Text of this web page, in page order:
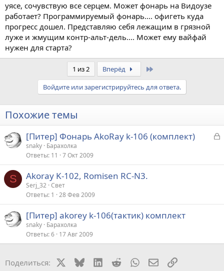
уясе, сочувствую все серцем. Может фонарь на Видоузе
работает? Программируемый фонарь.... офигеть куда
прогресс дошел. Представляю себя лежащим в грязной
луже и жмущим контр-альт-дель.... Может ему вайфай
нужен для старта?
1 из 2 Вперёд
Войдите или зарегистрируйтесь для ответа.
Похожие темы
З
р
[Питер] Фонарь AkoRay k-106 (комплект)
snaky Барахолка
Ответы 11 7 Окт 2009
S Akoray K-102, Romisen RC-N3.
Serj_32 Свет
Ответы 1 28 Фев 2009
[Питер] akorey k-106(тактик) комплект
snaky Барахолка
Ответы 6 17 Авг 2009
Поделиться: BlueskyLinkedIn
RedditWhatsAppЭлектронная
Ссылка